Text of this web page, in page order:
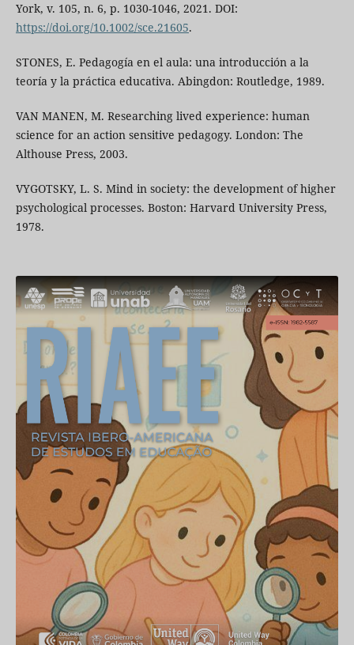
York, v. 105, n. 6, p. 1030-1046, 2021. DOI:
https://doi.org/10.1002/sce.21605.
STONES, E. Pedagogía en el aula: una introducción a la
teoría y la práctica educativa. Abingdon: Routledge, 1989.
VAN MANEN, M. Researching lived experience: human
science for an action sensitive pedagogy. London: The
Althouse Press, 2003.
VYGOTSKY, L. S. Mind in society: the development of higher
psychological processes. Boston: Harvard University Press,
1978.